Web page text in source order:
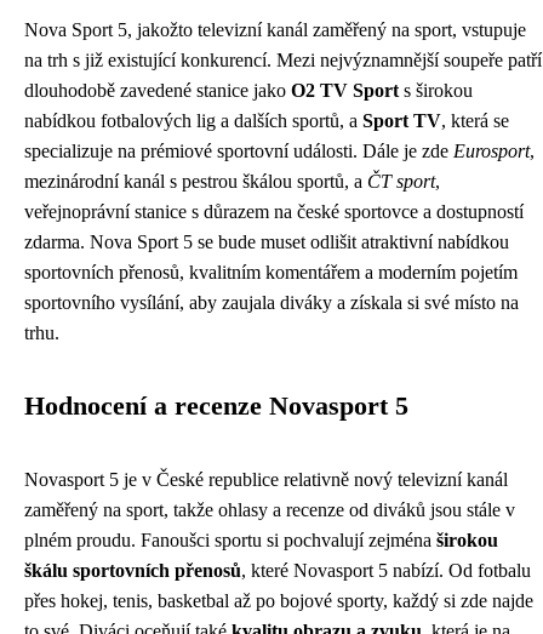
Nova Sport 5, jakožto televizní kanál zaměřený na sport, vstupuje
na trh s již existující konkurencí. Mezi nejvýznamnější soupeře patří
dlouhodobě zavedené stanice jako O2 TV Sport s širokou
nabídkou fotbalových lig a dalších sportů, a Sport TV, která se
specializuje na prémiové sportovní události. Dále je zde Eurosport,
mezinárodní kanál s pestrou škálou sportů, a ČT sport,
veřejnoprávní stanice s důrazem na české sportovce a dostupností
zdarma. Nova Sport 5 se bude muset odlišit atraktivní nabídkou
sportovních přenosů, kvalitním komentářem a moderním pojetím
sportovního vysílání, aby zaujala diváky a získala si své místo na
trhu.
Hodnocení a recenze Novasport 5
Novasport 5 je v České republice relativně nový televizní kanál
zaměřený na sport, takže ohlasy a recenze od diváků jsou stále v
plném proudu. Fanoušci sportu si pochvalují zejména širokou
škálu sportovních přenosů, které Novasport 5 nabízí. Od fotbalu
přes hokej, tenis, basketbal až po bojové sporty, každý si zde najde